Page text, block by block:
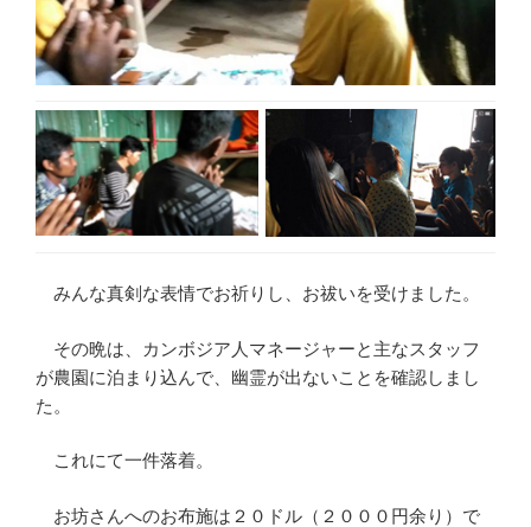
みんな真剣な表情でお祈りし、お祓いを受けました。
その晩は、カンボジア人マネージャーと主なスタッフ
が農園に泊まり込んで、幽霊が出ないことを確認しまし
た。
これにて一件落着。
お坊さんへのお布施は２０ドル（２０００円余り）で